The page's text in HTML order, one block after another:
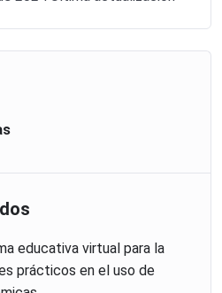
educativa virtual para la
prácticos en el uso de